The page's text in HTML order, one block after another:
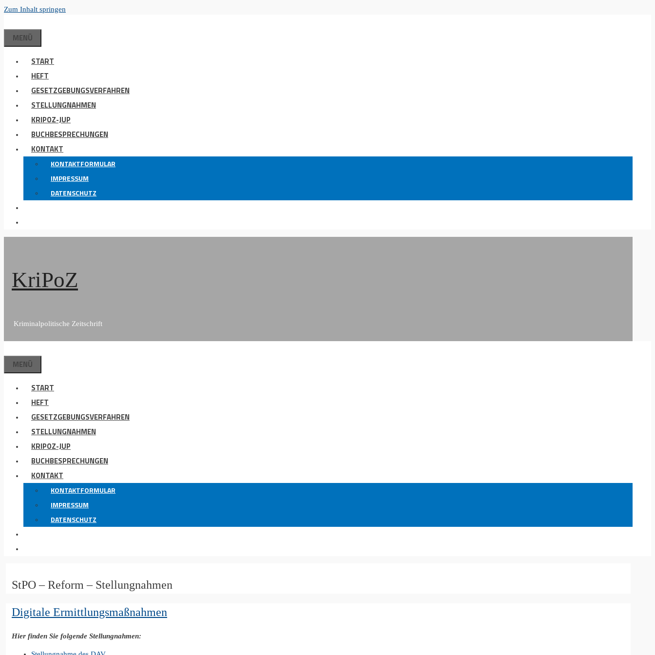
Zum Inhalt springen
MENÜ
START
HEFT
GESETZGEBUNGSVERFAHREN
STELLUNGNAHMEN
KRIPOZ-JUP
BUCHBESPRECHUNGEN
KONTAKT
KONTAKTFORMULAR
IMPRESSUM
DATENSCHUTZ
KriPoZ
Kriminalpolitische Zeitschrift
MENÜ
START
HEFT
GESETZGEBUNGSVERFAHREN
STELLUNGNAHMEN
KRIPOZ-JUP
BUCHBESPRECHUNGEN
KONTAKT
KONTAKTFORMULAR
IMPRESSUM
DATENSCHUTZ
StPO – Reform – Stellungnahmen
Digitale Ermittlungsmaßnahmen
Hier finden Sie folgende Stellungnahmen: